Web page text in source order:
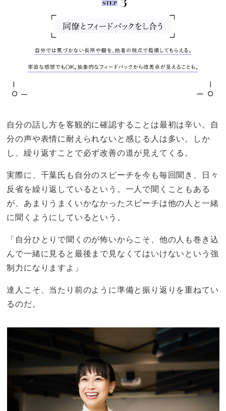
自分の話し方を客観的に確認することは最初は辛い。自
分の声や表情に耐えられないと感じる人は多い。しか
し、繰り返すことで必ず改善の道が見えてくる。
実際に、千葉氏も自分のスピーチを今も毎回聞き、日々
反省を繰り返しているという。一人で聞くこともある
が、あまりうまくいかなかったスピーチは他の人と一緒
に聞くようにしているという。
「自分ひとりで聞くのが怖いからこそ、他の人も巻き込
んで一緒に見ると最後まで見なくてはいけないという強
制力になりますよ」
達人こそ、当たり前のように準備と振り返りを重ねてい
るのだ。